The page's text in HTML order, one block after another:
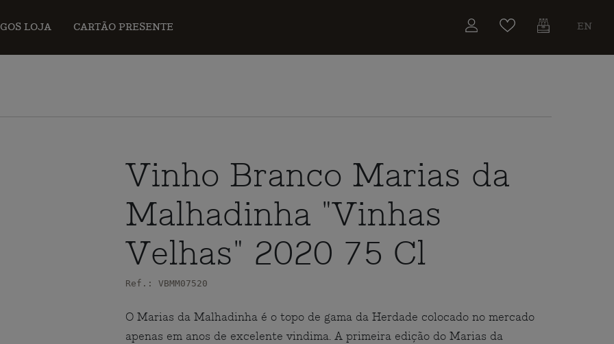
LOJA CARTÃO PRESENTE EN
Vinho Branco Marias da
Malhadinha "Vinhas
Velhas" 2020 75 Cl
Ref.: VBMM07520
O Marias da Malhadinha é o topo de gama da Herdade colocado no mercado
apenas em anos de excelente vindima. A primeira edição do Marias da